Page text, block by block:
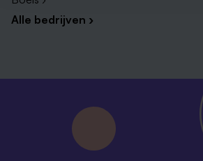
Alle bedrijven ›